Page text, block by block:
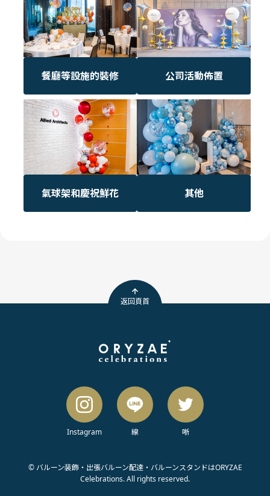
餐廳等設施的裝修 公司活動佈置
氣球架和慶祝鮮花 其他
返回頁首
Instagram 線 唽
© バルーン装飾・出張バルーン配達・バルーンスタンドはORYZAE
Celebrations. All rights reserved.